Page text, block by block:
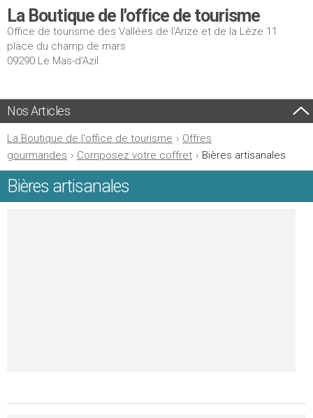
La Boutique de l'office de tourisme
Office de tourisme des Vallées de l'Arize et de la Lèze 11
place du champ de mars
09290 Le Mas-d'Azil
Nos Articles
La Boutique de l'office de tourisme › Offres
gourmandes › Composez votre coffret › Bières artisanales
Bières artisanales